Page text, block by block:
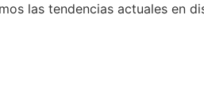
las tendencias actuales en